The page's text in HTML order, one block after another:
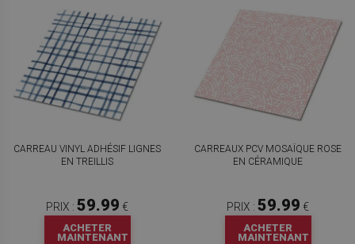
CARREAU VINYL ADHÉSIF LIGNES
EN TREILLIS
PRIX : 59.99 €
ACHETER
MAINTENANT
CARREAUX PCV MOSAÏQUE ROSE
EN CÉRAMIQUE
PRIX : 59.99 €
ACHETER
MAINTENANT